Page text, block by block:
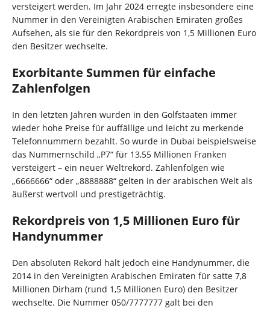
versteigert werden. Im Jahr 2024 erregte insbesondere eine
Nummer in den Vereinigten Arabischen Emiraten großes
Aufsehen, als sie für den Rekordpreis von 1,5 Millionen Euro
den Besitzer wechselte.
Exorbitante Summen für einfache
Zahlenfolgen
In den letzten Jahren wurden in den Golfstaaten immer
wieder hohe Preise für auffällige und leicht zu merkende
Telefonnummern bezahlt. So wurde in Dubai beispielsweise
das Nummernschild „P7“ für 13,55 Millionen Franken
versteigert – ein neuer Weltrekord. Zahlenfolgen wie
„6666666“ oder „8888888“ gelten in der arabischen Welt als
äußerst wertvoll und prestigeträchtig.
Rekordpreis von 1,5 Millionen Euro für
Handynummer
Den absoluten Rekord hält jedoch eine Handynummer, die
2014 in den Vereinigten Arabischen Emiraten für satte 7,8
Millionen Dirham (rund 1,5 Millionen Euro) den Besitzer
wechselte. Die Nummer 050/7777777 galt bei den